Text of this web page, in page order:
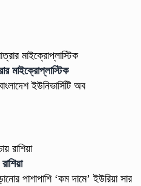
মাইক্রোপ্লাস্টিক
ইউনিভার্সিটি অব
পাশাপাশি ‘কম দামে’ ইউরিয়া সার